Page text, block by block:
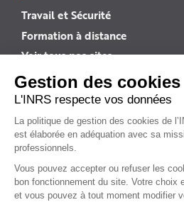
Travail et Sécurité
Formation à distance
Voir tous nos sites →
INRS English
INRS (english version)
Plan du site